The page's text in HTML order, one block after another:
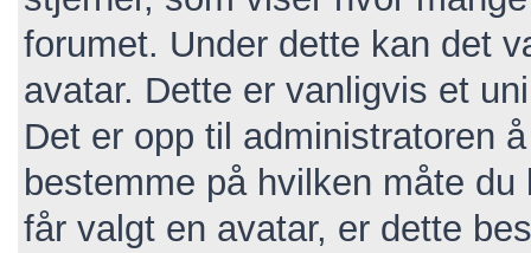
forumet. Under dette kan det
avatar. Dette er vanligvis et
Det er opp til administratoren
bestemme på hvilken måte
får valgt en avatar, er dette